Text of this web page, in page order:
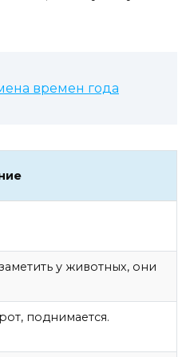
времен года
у животных, они
поднимается.